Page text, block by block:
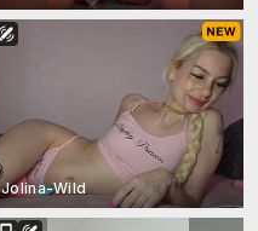
Jolina-Wild